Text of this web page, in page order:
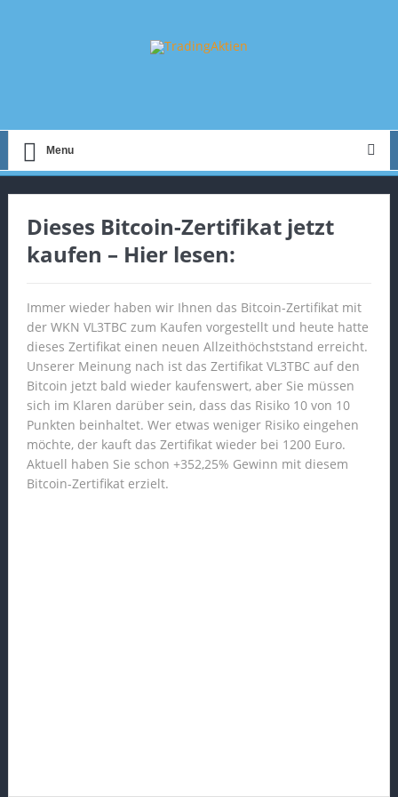
Menu
Dieses Bitcoin-Zertifikat jetzt
kaufen – Hier lesen:
Immer wieder haben wir Ihnen das Bitcoin-Zertifikat mit
der WKN VL3TBC zum Kaufen vorgestellt und heute hatte
dieses Zertifikat einen neuen Allzeithöchststand erreicht.
Unserer Meinung nach ist das Zertifikat VL3TBC auf den
Bitcoin jetzt bald wieder kaufenswert, aber Sie müssen
sich im Klaren darüber sein, dass das Risiko 10 von 10
Punkten beinhaltet. Wer etwas weniger Risiko eingehen
möchte, der kauft das Zertifikat wieder bei 1200 Euro.
Aktuell haben Sie schon +352,25% Gewinn mit diesem
Bitcoin-Zertifikat erzielt.